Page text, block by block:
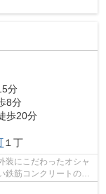
分
8分
歩20分
１丁
装にこだわったオシャ
鉄筋コンクリートの建